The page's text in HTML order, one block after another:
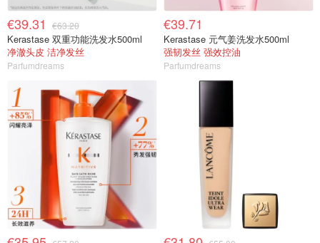
€39.31 €63.20
Kerastase 双重功能洗发水500ml
净澈头皮 洁净发丝
Parfumdreams
€39.71
Kerastase 元气姜洗发水500ml
强韧发丝 强效控油
Parfumdreams